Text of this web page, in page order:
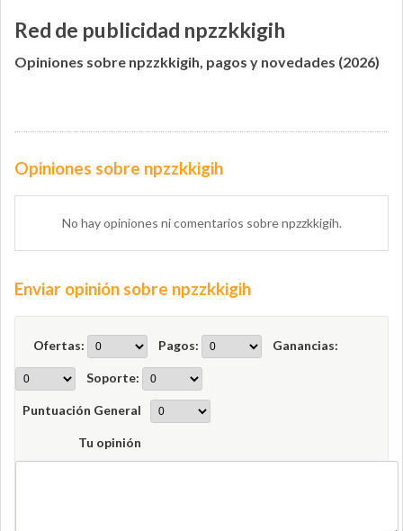
Red de publicidad npzzkkigih
Opiniones sobre npzzkkigih, pagos y novedades (2026)
Opiniones sobre npzzkkigih
No hay opiniones ni comentarios sobre npzzkkigih.
Enviar opinión sobre npzzkkigih
Ofertas: Pagos: Ganancias:
Soporte:
Puntuación General
Tu opinión